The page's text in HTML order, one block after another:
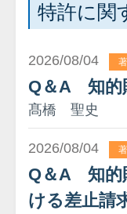
特許に関
2026/08/04
Q＆A 知的
髙橋 聖史
2026/08/04
Q＆A 知的
ける差止請